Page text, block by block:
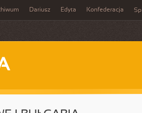
Dariusz Edyta Konfederacja